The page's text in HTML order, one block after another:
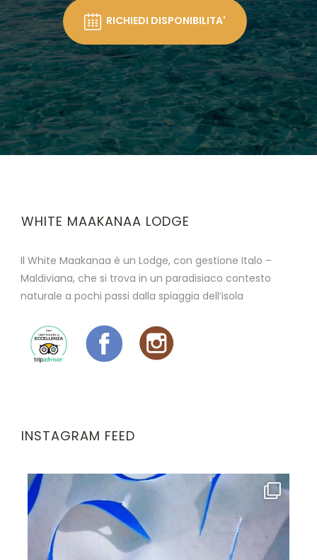
RICHIEDI DISPONIBILITA'
WHITE MAAKANAA LODGE
Il White Maakanaa è un Lodge, con gestione Italo –
Maldiviana, che si trova in un paradisiaco contesto
naturale a pochi passi dalla spiaggia dell’isola
INSTAGRAM FEED